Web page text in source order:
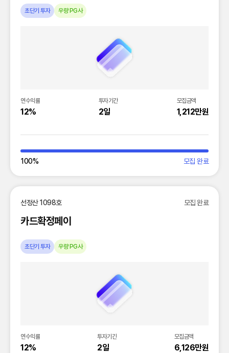
초단기 투자 우량 PG사
연수익률
12%
투자기간
2일
모집금액
1,212만원
100% 모집 완료
선정산 1098호 모집 완료
카드확정페이
초단기 투자 우량 PG사
연수익률
12%
투자기간
2일
모집금액
6,126만원